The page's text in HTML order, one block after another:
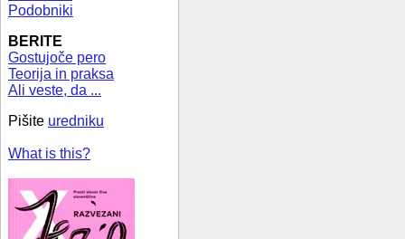
Podobniki
BERITE
Gostujoče pero
Teorija in praksa
Ali veste, da ...
Pišite uredniku
What is this?